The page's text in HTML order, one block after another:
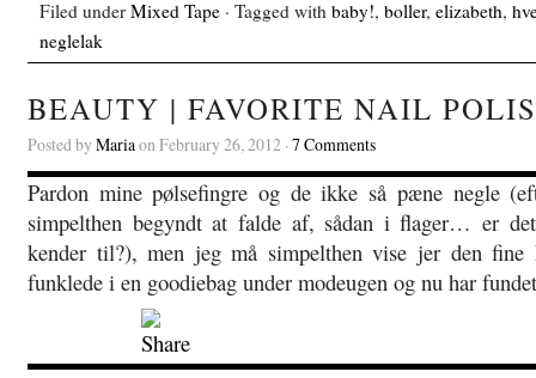
Filed under Mixed Tape · Tagged with baby!, boller, elizabeth,
neglelak
BEAUTY | FAVORITE NAIL
Posted byMariaon February 26, 2012 ·7 Comments
Pardon mine pølsefingre og de ikke så pæne negle
simpelthen begyndt at falde af, sådan i flager… er
kender til?), men jeg må simpelthen vise jer den fine
funklede i en goodiebag under modeugen og nu har